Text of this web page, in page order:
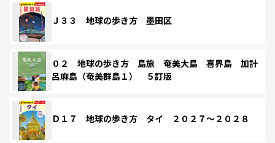
Ｊ３３ 地球の歩き方 墨田区
０２ 地球の歩き方 島旅 奄美大島 喜界島 加計
呂麻島（奄美群島１） ５訂版
Ｄ１７ 地球の歩き方 タイ ２０２７～２０２８